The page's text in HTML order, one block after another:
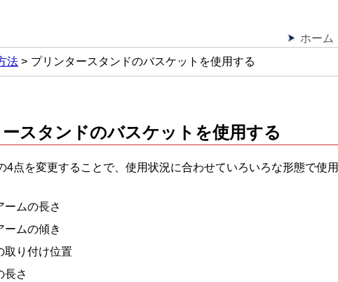
ホーム
法 プリンタースタンドのバスケットを使用する
スタンドのバスケット を使用する
4点を変更することで、使用状況に合わせていろいろな形態で使
ームの長さ
ームの傾き
取り付け位置
長さ